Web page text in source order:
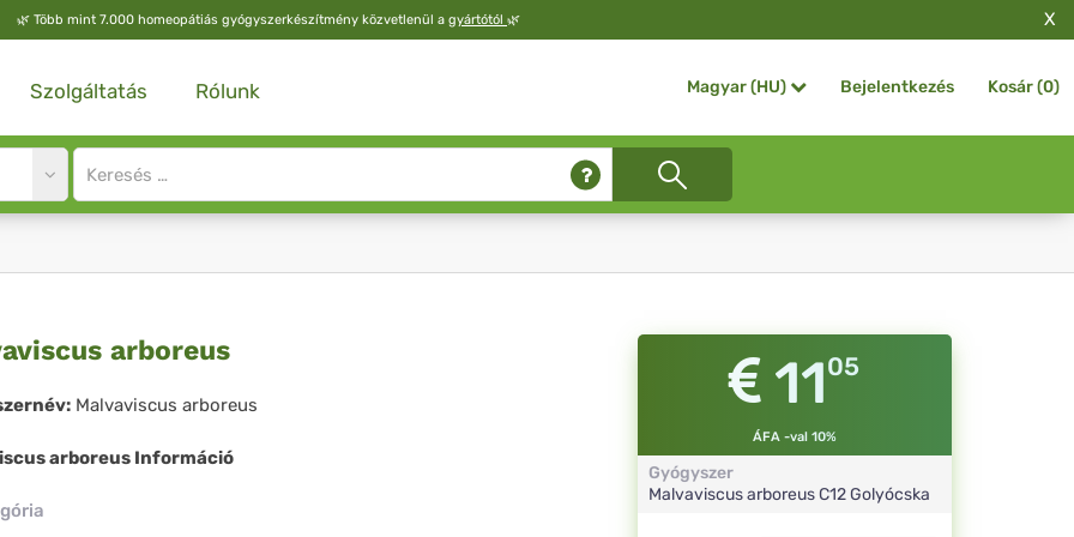
🌿 Több mint 7.000 homeopátiás gyógyszerkészítmény közvetlenül a gyártótól 🌿 X
Szolgáltatás Rólunk Magyar (HU) Bejelentkezés Kosár (0)
Site
search
arboreus
Malvaviscus arboreus
arboreus Információ
1105
ÁFA -val 10%
Gyógyszer
Malvaviscus arboreusC12 Golyócska